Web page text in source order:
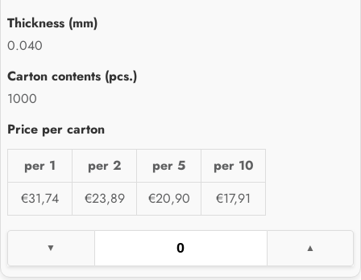
0.040
1000
per 1 per 2 per 5
per 10
€31,74
€23,89 €20,90 €17,91